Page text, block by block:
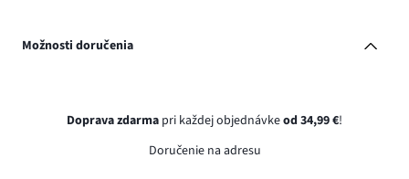
Možnosti doručenia
Doprava zdarma pri každej objednávkeod 34,99 €!
Doručenie na adresu